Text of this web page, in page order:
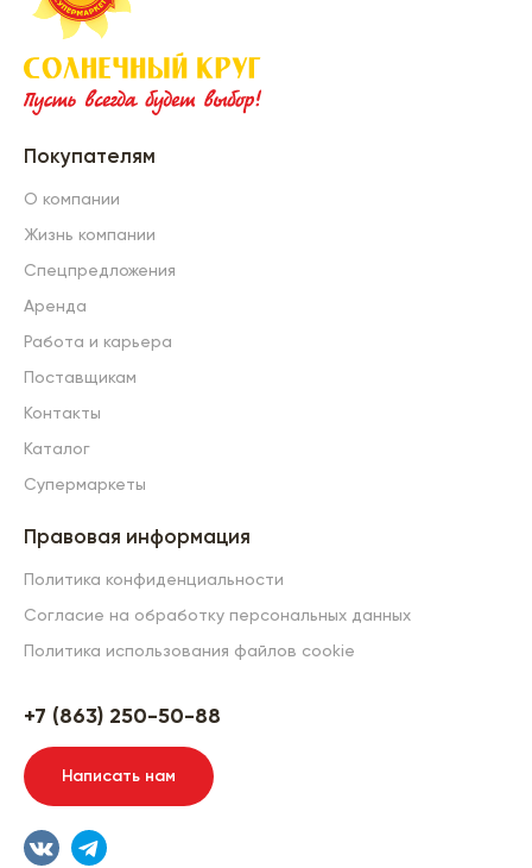
Покупателям
О компании
Жизнь компании
Спецпредложения
Аренда
Работа и карьера
Поставщикам
Контакты
Каталог
Супермаркеты
Правовая информация
Политика конфиденциальности
Согласие на обработку персональных данных
Политика использования файлов cookie
+7 (863) 250-50-88
Написать нам